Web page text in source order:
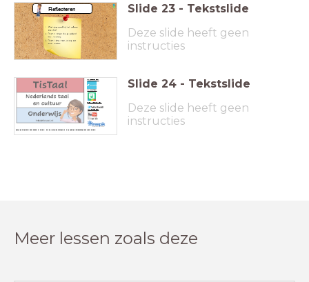
Reflecteren Slide 23 - Tekstslide
Deze slide heeft geen
instructies
Deze les is gemaakt door TisTaal by Dutchily. Op de vermelde bronnen na, alle rechten voorbehouden aan team Dutchily.
https://wordwall.net/
www.youtube.com
www.bitmoji.com
www.lessonup.com
www.freepik.com
Slide 24 - Tekstslide
Deze slide heeft geen
instructies
Meer lessen zoals deze